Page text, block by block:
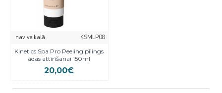
nav veikalā
KSMLP08
Kinetics Spa Pro Peeling pīlings
ādas attīrīšanai 150ml
20,00€